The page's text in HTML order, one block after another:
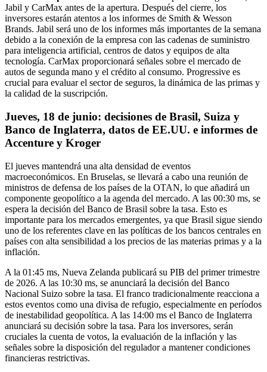
Jabil y CarMax antes de la apertura. Después del cierre, los
inversores estarán atentos a los informes de Smith & Wesson
Brands. Jabil será uno de los informes más importantes de la semana
debido a la conexión de la empresa con las cadenas de suministro
para inteligencia artificial, centros de datos y equipos de alta
tecnología. CarMax proporcionará señales sobre el mercado de
autos de segunda mano y el crédito al consumo. Progressive es
crucial para evaluar el sector de seguros, la dinámica de las primas y
la calidad de la suscripción.
Jueves, 18 de junio: decisiones de Brasil, Suiza y
Banco de Inglaterra, datos de EE.UU. e informes de
Accenture y Kroger
El jueves mantendrá una alta densidad de eventos
macroeconómicos. En Bruselas, se llevará a cabo una reunión de
ministros de defensa de los países de la OTAN, lo que añadirá un
componente geopolítico a la agenda del mercado. A las 00:30 ms, se
espera la decisión del Banco de Brasil sobre la tasa. Esto es
importante para los mercados emergentes, ya que Brasil sigue siendo
uno de los referentes clave en las políticas de los bancos centrales en
países con alta sensibilidad a los precios de las materias primas y a la
inflación.
A la 01:45 ms, Nueva Zelanda publicará su PIB del primer trimestre
de 2026. A las 10:30 ms, se anunciará la decisión del Banco
Nacional Suizo sobre la tasa. El franco tradicionalmente reacciona a
estos eventos como una divisa de refugio, especialmente en períodos
de inestabilidad geopolítica. A las 14:00 ms el Banco de Inglaterra
anunciará su decisión sobre la tasa. Para los inversores, serán
cruciales la cuenta de votos, la evaluación de la inflación y las
señales sobre la disposición del regulador a mantener condiciones
financieras restrictivas.